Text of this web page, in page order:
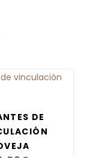
DE